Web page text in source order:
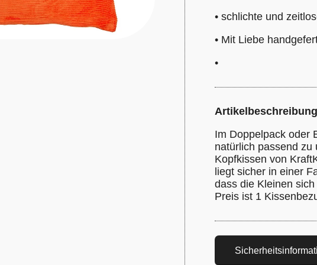
• schlichte und
• Mit Liebe
•
Artikelbeschreibung
Im Doppelpack oder
natürlich passend zu
Kopfkissen von
liegt sicher in einer
dass die Kleinen
Preis ist 1